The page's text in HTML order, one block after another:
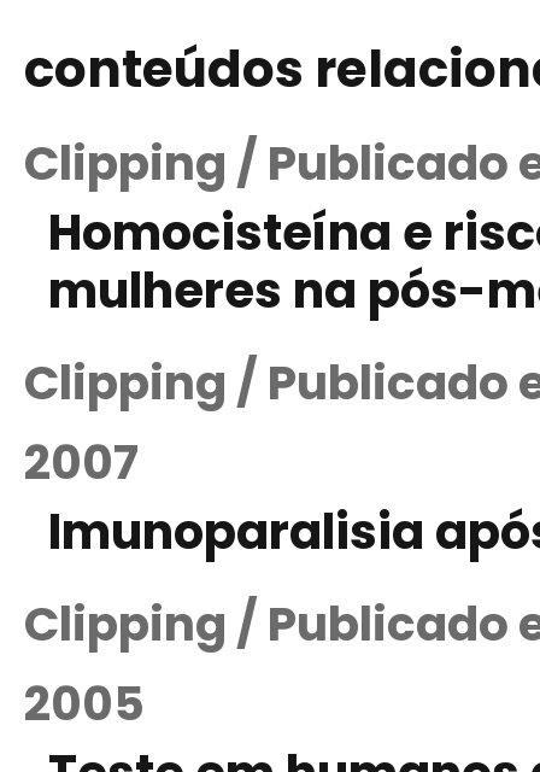
conteúdos
Clipping / Publicado
Homocisteína e
mulheres na pós-
Clipping / Publicado
2007
Imunoparalisia
Clipping / Publicado
2005